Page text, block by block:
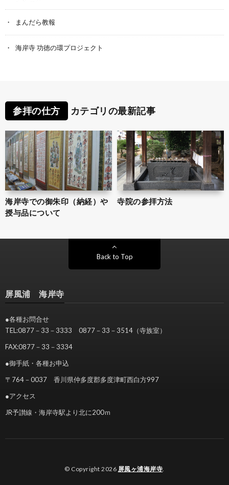
まんだら教報
海岸寺 功徳の環プロジェクト
参拝の仕方 カテゴリの最新記事
海岸寺での御朱印（納経）や
授与品について
寺院の参拝方法
Back to Top
屏風浦 海岸寺
●各種お問合せ
TEL:0877－33－3333 0877－33－3514（寺族室）
FAX:0877－33－3334
●御手紙・各種お申込
〒764－0037 香川県仲多度郡多度津町西白方997
●アクセス
JR予讃線・海岸寺駅より北に200ｍ
© Copyright 2026 屏風ヶ浦海岸寺.